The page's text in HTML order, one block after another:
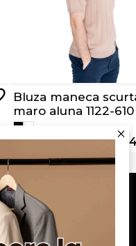
Bluza maneca
maro aluna 1122-610
RON 129,00 RON